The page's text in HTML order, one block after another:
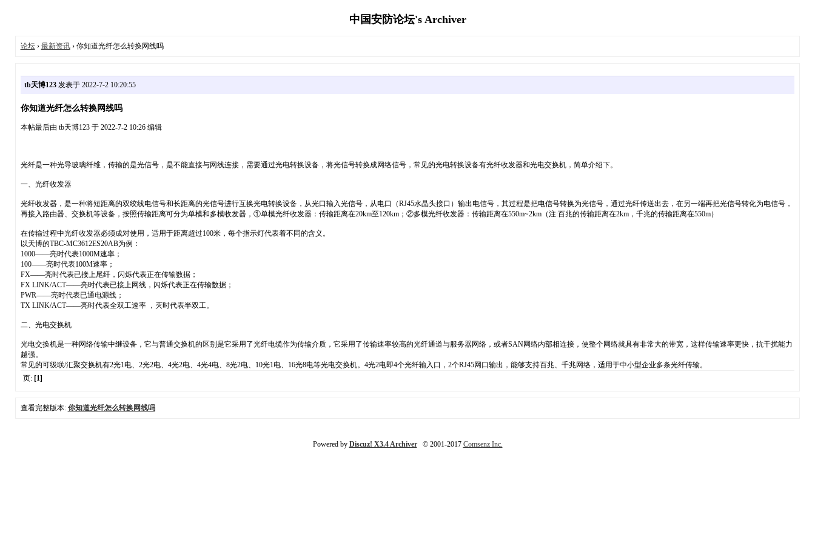
中国安防论坛's Archiver
论坛› 最新资讯› 你知道光纤怎么转换网线吗
tb天博123发表于 2022-7-2 10:20:55
你知道光纤怎么转换网线吗
本帖最后由 tb天博123 于 2022-7-2 10:26 编辑
光纤是一种光导玻璃纤维，传输的是光信号，是不能直接与网线连接，需要通过光电转换设备，将光信号转换成网络信号，常见的光电转换设备有光纤收发器和光电交换机，简单介绍下。
一、光纤收发器
光纤收发器，是一种将短距离的双绞线电信号和长距离的光信号进行互换光电转换设备，从光口输入光信号，从电口（RJ45水晶头接口）输出电信号，其过程是把电信号转换为光信号，通过光纤传送出去，在另一端再把光信号转化为电信号，
再接入路由器、交换机等设备，按照传输距离可分为单模和多模收发器，①单模光纤收发器：传输距离在20km至120km；②多模光纤收发器：传输距离在550m~2km（注:百兆的传输距离在2km，千兆的传输距离在550m）
在传输过程中光纤收发器必须成对使用，适用于距离超过100米，每个指示灯代表着不同的含义。
以天博的TBC-MC3612ES20AB为例：
1000——亮时代表1000M速率；
100——亮时代表100M速率；
FX——亮时代表已接上尾纤，闪烁代表正在传输数据；
FX LINK/ACT——亮时代表已接上网线，闪烁代表正在传输数据；
PWR——亮时代表已通电源线；
TX LINK/ACT——亮时代表全双工速率 ，灭时代表半双工。
二、光电交换机
光电交换机是一种网络传输中继设备，它与普通交换机的区别是它采用了光纤电缆作为传输介质，它采用了传输速率较高的光纤通道与服务器网络，或者SAN网络内部相连接，使整个网络就具有非常大的带宽，这样传输速率更快，抗干扰能力
越强。
常见的可级联/汇聚交换机有2光1电、2光2电、4光2电、4光4电、8光2电、10光1电、16光8电等光电交换机。4光2电即4个光纤输入口，2个RJ45网口输出，能够支持百兆、千兆网络，适用于中小型企业多条光纤传输。
页: [1]
查看完整版本: 你知道光纤怎么转换网线吗
Powered by Discuz! X3.4 Archiver© 2001-2017 Comsenz Inc.